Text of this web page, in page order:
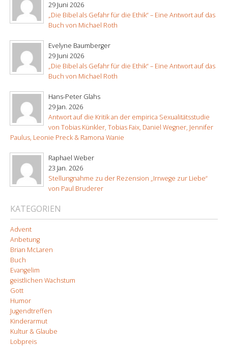
29 Juni 2026
„Die Bibel als Gefahr für die Ethik“ – Eine Antwort auf das
Buch von Michael Roth
Evelyne Baumberger
29 Juni 2026
„Die Bibel als Gefahr für die Ethik“ – Eine Antwort auf das
Buch von Michael Roth
Hans-Peter Glahs
29 Jan. 2026
Antwort auf die Kritik an der empirica Sexualitätsstudie
von Tobias Künkler, Tobias Faix, Daniel Wegner, Jennifer
Paulus, Leonie Preck & Ramona Wanie
Raphael Weber
23 Jan. 2026
Stellungnahme zu der Rezension „Irrwege zur Liebe“
von Paul Bruderer
KATEGORIEN
Advent
Anbetung
Brian McLaren
Buch
Evangelim
geistlichen Wachstum
Gott
Humor
Jugendtreffen
Kinderarmut
Kultur & Glaube
Lobpreis